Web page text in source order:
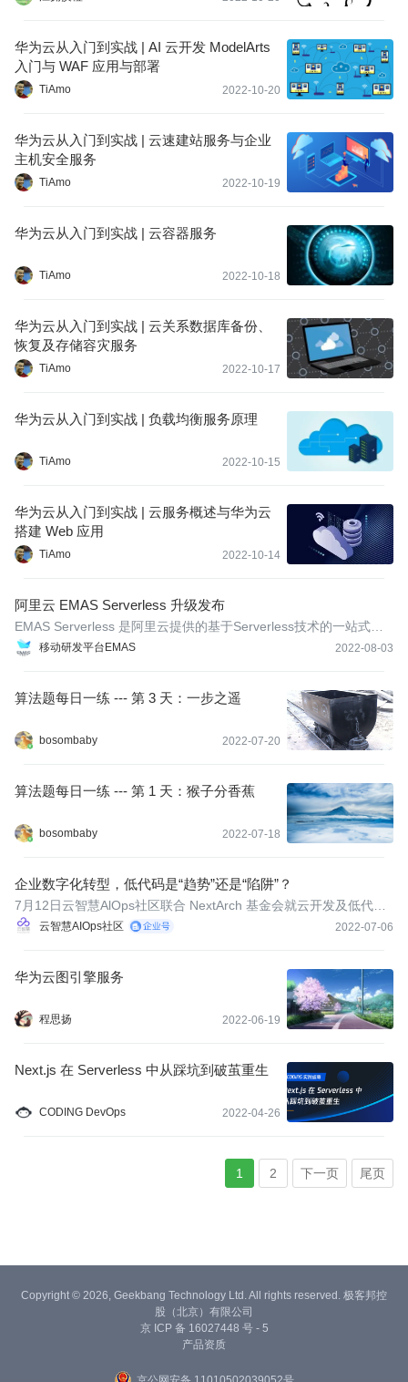
华为云从入门到实战 | AI 云开发 ModelArts
入门与 WAF 应用与部署
TiAmo 2022-10-20
华为云从入门到实战 | 云速建站服务与企业
主机安全服务
TiAmo 2022-10-19
华为云从入门到实战 | 云容器服务
TiAmo 2022-10-18
华为云从入门到实战 | 云关系数据库备份、
恢复及存储容灾服务
TiAmo 2022-10-17
华为云从入门到实战 | 负载均衡服务原理
TiAmo 2022-10-15
华为云从入门到实战 | 云服务概述与华为云
搭建 Web 应用
TiAmo 2022-10-14
阿里云 EMAS Serverless 升级发布
移动研发平台EMAS 2022-08-03
EMAS Serverless 是阿里云提供的基于Serverless技术的一站式后
端开发平台，为开发者提供高可用、弹性伸缩的云开发服务，包含
简单，无
算法题每日一练 --- 第 3 天：一步之遥
bosombaby 2022-07-20
算法题每日一练 --- 第 1 天：猴子分香蕉
bosombaby 2022-07-18
企业数字化转型，低代码是“趋势”还是“陷阱”？
云智慧AIOps社区 2022-07-06
7月12日云智慧AlOps社区联合 NextArch 基金会就云开发及低代码
相关技术难题痛点推出【NextArch 云开发Meetup】。此外，云智
华为云图引擎服务
程思扬 2022-06-19
Next.js 在 Serverless 中从踩坑到破茧重生
CODING DevOps 2022-04-26
1 2 下一页 尾页
Copyright © 2026, Geekbang Technology Ltd. All rights reserved. 极客邦控
股（北京）有限公司
京 ICP 备 16027448 号 - 5
产品资质